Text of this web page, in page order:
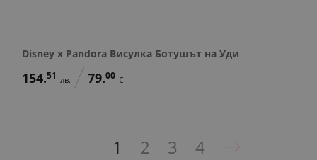
Disney x Pandora Висулка Ботушът на Уди
154.51 лв. 79.00 €
1 2 3 4